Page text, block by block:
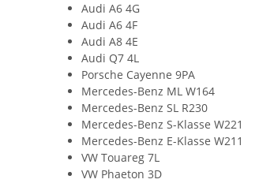
Audi A6 4G
Audi A6 4F
Audi A8 4E
Audi Q7 4L
Porsche Cayenne 9PA
Mercedes-Benz ML W164
Mercedes-Benz SL R230
Mercedes-Benz S-Klasse W221
Mercedes-Benz E-Klasse W211
VW Touareg 7L
VW Phaeton 3D